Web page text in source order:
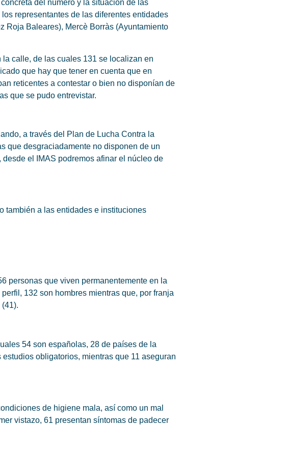
del número y la situación de las
representantes de las diferentes entidades
Roja Baleares), Mercè Borràs (Ayuntamiento
calle, de las cuales 131 se localizan en
que hay que tener en cuenta que en
reticentes a contestar o bien no disponían de
que se pudo entrevistar.
a través del Plan de Lucha Contra la
que desgraciadamente no disponen de un
el IMAS podremos afinar el núcleo de
también a las entidades e instituciones
personas que viven permanentemente en la
132 son hombres mientras que, por franja
54 son españolas, 28 de países de la
obligatorios, mientras que 11 aseguran
de higiene mala, así como un mal
vistazo, 61 presentan síntomas de padecer